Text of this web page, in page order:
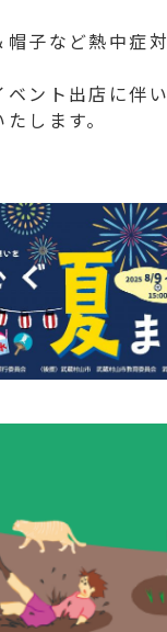
子など熱中症
ント出店に伴
します。